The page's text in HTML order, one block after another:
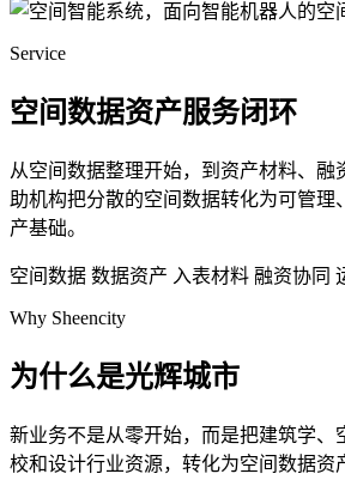
Service
空间数据资产服务闭环
从空间数据整理开始，到资产材料、融
助机构把分散的空间数据转化为可管理
产基础。
空间数据 数据资产 入表材料 融资协同
Why Sheencity
为什么是光辉城市
新业务不是从零开始，而是把建筑学、
校和设计行业资源，转化为空间数据资